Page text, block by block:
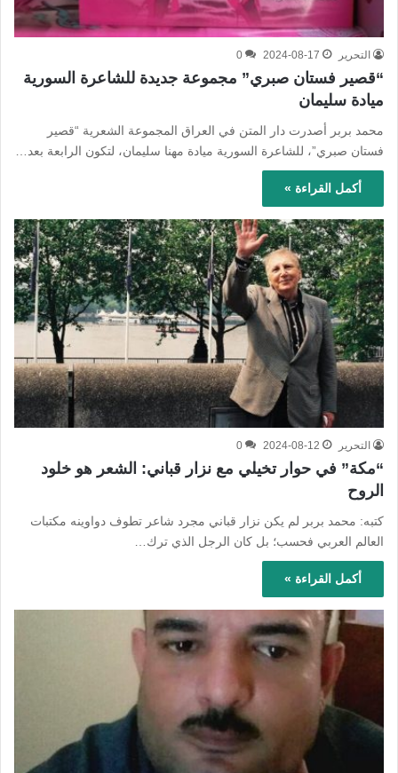
التحرير 2024-08-17
0
“قصير فستان صبري” مجموعة جديدة للشاعرة السورية
ميادة سليمان
محمد بربر أصدرت دار المتن في العراق المجموعة الشعرية “قصير
فستان صبري”، للشاعرة السورية ميادة مهنا سليمان، لتكون الرابعة بعد…
أكمل القراءة »
التحرير 2024-08-12
0
“مكة” في حوار تخيلي مع نزار قباني: الشعر هو خلود
الروح
كتبه: محمد بربر لم يكن نزار قباني مجرد شاعر تطوف دواوينه مكتبات
العالم العربي فحسب؛ بل كان الرجل الذي ترك…
أكمل القراءة »